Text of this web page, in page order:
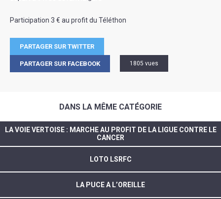
Participation 3 € au profit du Téléthon
PARTAGER SUR TWITTER
PARTAGER SUR FACEBOOK 1805 vues
DANS LA MÊME CATÉGORIE
LA VOIE VERTOISE : MARCHE AU PROFIT DE LA LIGUE CONTRE LE
CANCER
LOTO LSRFC
LA PUCE A L’OREILLE